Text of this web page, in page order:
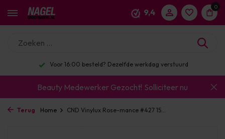
9,4
0
Voor 16:00 besteld? Dezelfde werkdag verstuurd
Beauty Medewerker Gezocht! Solliciteer nu
Terug Home CND Vinylux Rose-mance #427 15...